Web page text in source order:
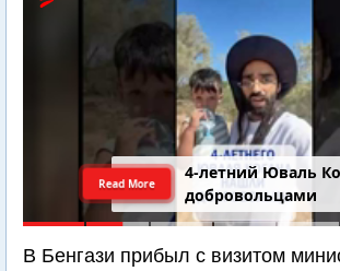
4-летний Юваль
добровольцами
Read More
В Бенгази прибыл с визитом